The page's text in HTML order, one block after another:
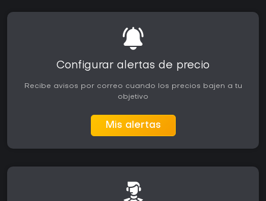
Configurar alertas de precio
Recibe avisos por correo cuando los precios bajen a tu
objetivo
Mis alertas